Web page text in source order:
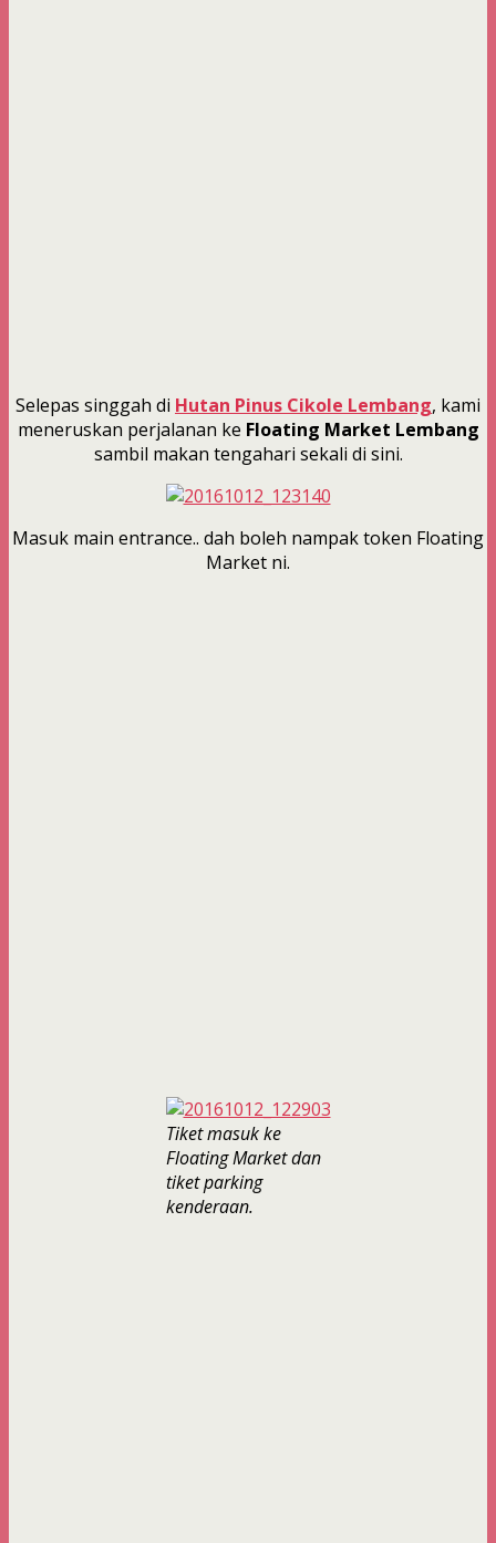
Selepas singgah di Hutan Pinus Cikole Lembang, kami
meneruskan perjalanan ke Floating Market Lembang
sambil makan tengahari sekali di sini.
Masuk main entrance.. dah boleh nampak token Floating
Market ni.
Tiket masuk ke
Floating Market dan
tiket parking
kenderaan.